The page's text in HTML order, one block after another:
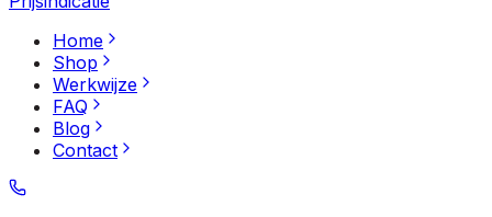
Home
Shop
Werkwijze
FAQ
Blog
Contact